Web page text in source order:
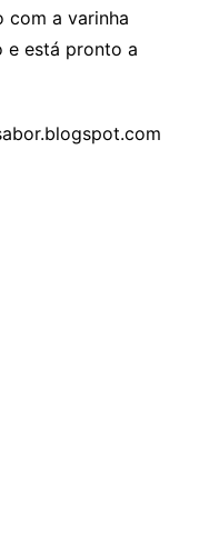
com a varinha
e está pronto a